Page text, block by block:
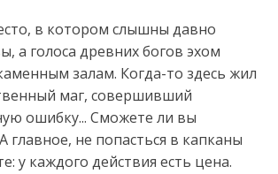
в котором слышны давно
а голоса древних богов эхом
залам. Когда-то здесь жил
маг, совершивший
ошибку... Сможете ли вы
главное, не попасться в капканы
у каждого действия есть цена.